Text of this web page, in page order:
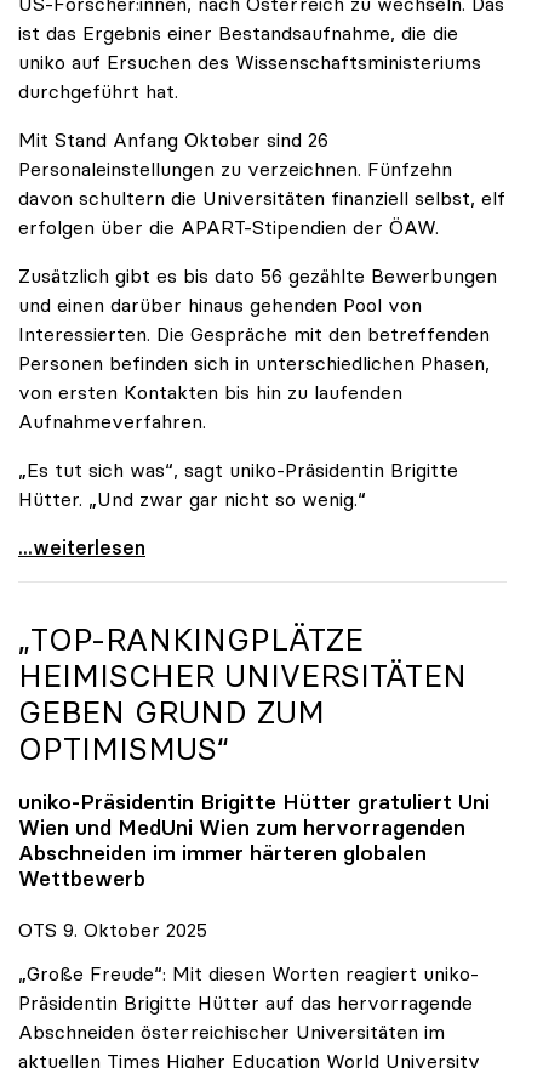
ist das Ergebnis einer Bestandsaufnahme, die die
uniko auf Ersuchen des Wissenschaftsministeriums
durchgeführt hat.
Mit Stand Anfang Oktober sind 26
Personaleinstellungen zu verzeichnen. Fünfzehn
davon schultern die Universitäten finanziell selbst, elf
erfolgen über die APART-Stipendien der ÖAW.
Zusätzlich gibt es bis dato 56 gezählte Bewerbungen
und einen darüber hinaus gehenden Pool von
Interessierten. Die Gespräche mit den betreffenden
Personen befinden sich in unterschiedlichen Phasen,
von ersten Kontakten bis hin zu laufenden
Aufnahmeverfahren.
„Es tut sich was“, sagt uniko-Präsidentin Brigitte
Hütter. „Und zwar gar nicht so wenig.“
Reges Interesse von US-Forscher:innen an
...weiterlesen
„TOP-RANKINGPLÄTZE
HEIMISCHER UNIVERSITÄTEN
GEBEN GRUND ZUM
OPTIMISMUS“
uniko-Präsidentin Brigitte Hütter gratuliert Uni
Wien und MedUni Wien zum hervorragenden
Abschneiden im immer härteren globalen
Wettbewerb
OTS 9. Oktober 2025
„Große Freude“: Mit diesen Worten reagiert uniko-
Präsidentin Brigitte Hütter auf das hervorragende
Abschneiden österreichischer Universitäten im
aktuellen Times Higher Education World University